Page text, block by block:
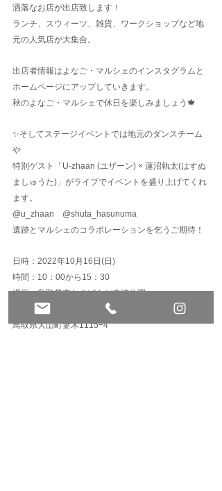
洒落なお店が出店致します！
ランチ、スウィーツ、雑貨、ワークショップなど地
元の人気店が大集合。
出店者情報はよなご・マルシェのインスタグラムと
ホームページにアップしていきます。
秋のよなご・マルシェで休日を楽しみましょう🍁
✨そしてステージイベントでは地元のダンスチーム
や
特別ゲスト「U-zhaan (ユザーン) × 蓮沼執太(はすぬ
ましゅうた)」がライブでイベントを盛り上げてくれ
ます。
@u_zhaan
@shuta_hasunuma
遺跡とマルシェのコラボレーションを乞うご期待！
日時：2022年10月16日(日)
時間：10：00から15：30
場所：鳥取県立むきばんだ史跡公園
「弥生のムラ」エリア
鳥取県大山町妻木1115−4